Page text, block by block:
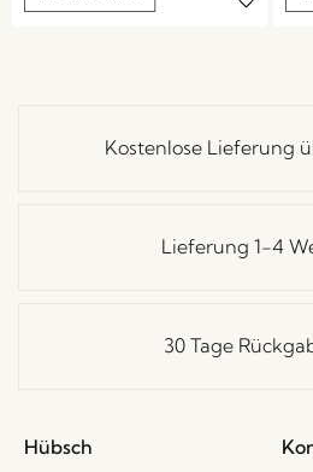
Kostenlose Lieferung
Lieferung 1-4
30 Tage
Hübsch